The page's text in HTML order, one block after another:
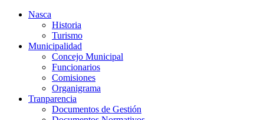
Nasca
Historia
Turismo
Municipalidad
Concejo Municipal
Funcionarios
Comisiones
Organigrama
Tranparencia
Documentos de Gestión